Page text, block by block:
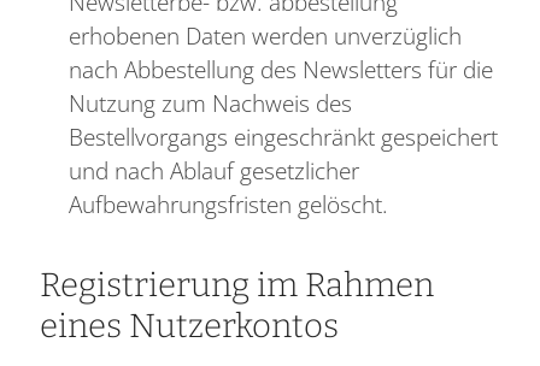
erhobenen Daten werden unverzüglich
nach Abbestellung des Newsletters für die
Nutzung zum Nachweis des
Bestellvorgangs eingeschränkt gespeichert
und nach Ablauf gesetzlicher
Aufbewahrungsfristen gelöscht.
Registrierung im Rahmen
eines Nutzerkontos